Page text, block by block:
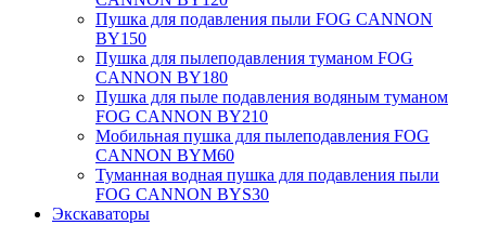
Пушка для подавления пыли FOG CANNON
BY150
Пушка для пылеподавления туманом FOG
CANNON BY180
Пушка для пыле подавления водяным туманом
FOG CANNON BY210
Мобильная пушка для пылеподавления FOG
CANNON BYM60
Туманная водная пушка для подавления пыли
FOG CANNON BYS30
Экскаваторы